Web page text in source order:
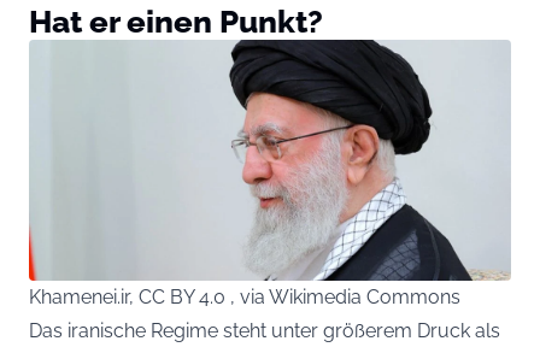
Hat er einen Punkt?
Khamenei.ir, CC BY 4.0 , via Wikimedia Commons
Das iranische Regime steht unter größerem Druck als